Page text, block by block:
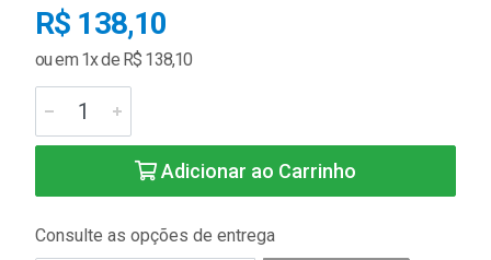
R$ 138,10
ou em 1x de R$ 138,10
Adicionar ao Carrinho
Consulte as opções de entrega